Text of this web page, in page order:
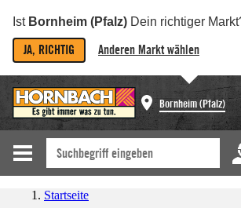
Ist Bornheim (Pfalz) Dein richtiger
JA, RICHTIG Anderen Markt wählen
Bornheim (Pfalz)
Startseite